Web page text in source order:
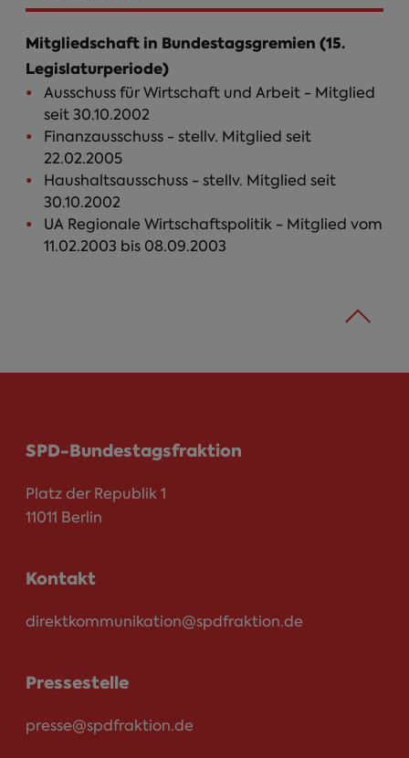
Mitgliedschaft in Bundestagsgremien (15.
Legislaturperiode)
Ausschuss für Wirtschaft und Arbeit - Mitglied
seit 30.10.2002
Finanzausschuss - stellv. Mitglied seit
22.02.2005
Haushaltsausschuss - stellv. Mitglied seit
30.10.2002
UA Regionale Wirtschaftspolitik - Mitglied vom
11.02.2003 bis 08.09.2003
SPD-Bundestagsfraktion
Platz der Republik 1
11011 Berlin
Kontakt
direktkommunikation@spdfraktion.de
Pressestelle
presse@spdfraktion.de